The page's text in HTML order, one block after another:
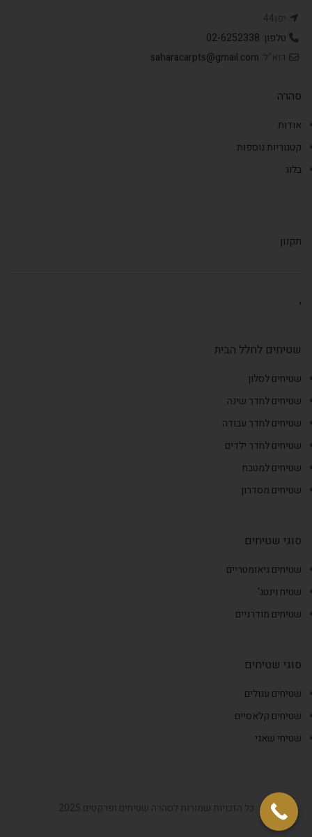
יפו44
טלפון: 02-6252338
דוא"ל: saharacarpts@gmail.com
סהרה
אודות
קטגוריות נוספות
בלוג
תקנון
,
שטיחים לחלל הבית
שטיחים לסלון
שטיחים לחדר שינה
שטיחים לחדר עבודה
שטיחים לחדר ילדים
שטיחים למטבח
שטיחים מסדרון
סוגי שטיחים
שטיחים גיאומטריים
שטיח וינטג'
שטיחים מודרניים
סוגי שטיחים
שטיחים עגולים
שטיחים קלאסיים
שטיחי שאגי
כל הזכויות שמורות לסהרה שטיחים ופרקטים 2025